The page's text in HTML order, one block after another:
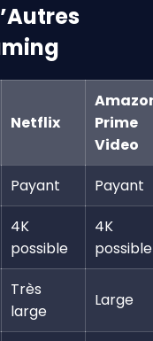
Netflix
Prime
Video
Payant Payant
4K
possible
4K
possible
Très
large
Large